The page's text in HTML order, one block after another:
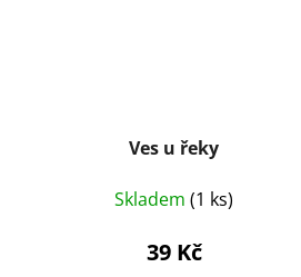
Ves u řeky
Skladem (1 ks)
39 Kč